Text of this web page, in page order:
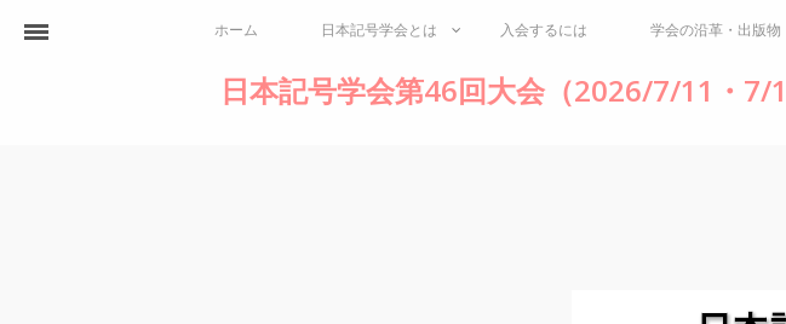
ホーム 日本記号学会とは 入会するには 学会の沿革・出版物
日本記号学会第46回大会（2026/7/11・